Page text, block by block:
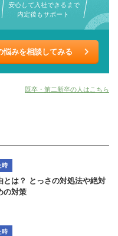
安心して入社できるまで
内定後もサポート
悩みを相談してみる
既卒・第二新卒の人はこちら
時
とは？ とっさの対処法や絶対
の対策
時